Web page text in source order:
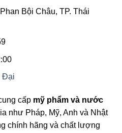
Bội Châu, TP. Thái
Đại
cấp mỹ phẩm và nước
như Pháp, Mỹ, Anh và Nhật
chính hãng và chất lượng